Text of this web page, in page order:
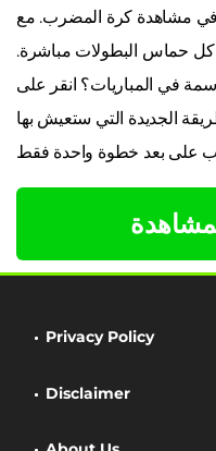
في مشاهدة كرة المضرب. مع
حماس البطولات مباشرة.
في المباريات؟ انقر على
الجديدة التي ستعيش بها
Privacy Policy
Disclaimer